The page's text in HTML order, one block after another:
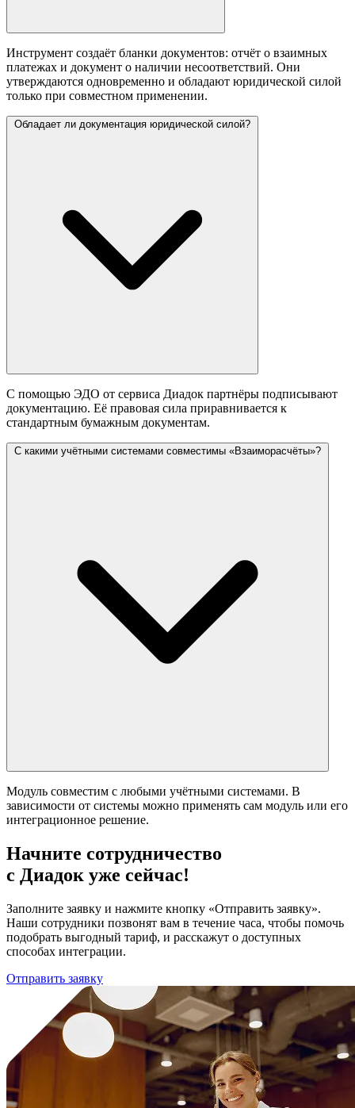
Инструмент создаёт бланки документов: отчёт о взаимных
платежах и документ о наличии несоответствий. Они
утверждаются одновременно и обладают юридической силой
только при совместном применении.
Обладает ли документация юридической силой?
С помощью ЭДО от сервиса Диадок партнёры подписывают
документацию. Её правовая сила приравнивается к
стандартным бумажным документам.
С какими учётными системами совместимы «Взаиморасчёты»?
Модуль совместим с любыми учётными системами. В
зависимости от системы можно применять сам модуль или его
интеграционное решение.
Начните сотрудничество
с Диадок уже сейчас!
Заполните заявку и нажмите кнопку «Отправить заявку».
Наши сотрудники позвонят вам в течение часа, чтобы помочь
подобрать выгодный тариф, и расскажут о доступных
способах интеграции.
Отправить заявку